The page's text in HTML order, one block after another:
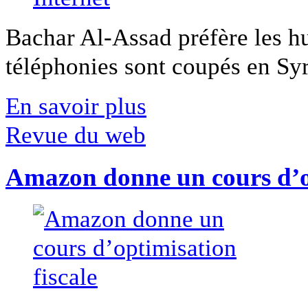
Bachar Al-Assad préfère les
téléphonies sont coupés en
En savoir plus
Revue du web
Amazon donne un cours